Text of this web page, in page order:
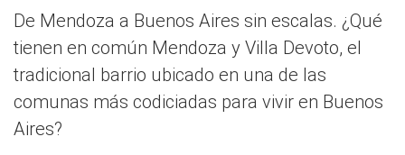
De Mendoza a Buenos Aires sin escalas. ¿Qué
tienen en común Mendoza y Villa Devoto, el
tradicional barrio ubicado en una de las
comunas más codiciadas para vivir en Buenos
Aires?